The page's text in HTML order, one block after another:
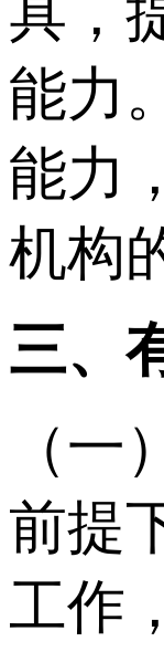
具，
能力
能力
机构
三、
（
前提
工作